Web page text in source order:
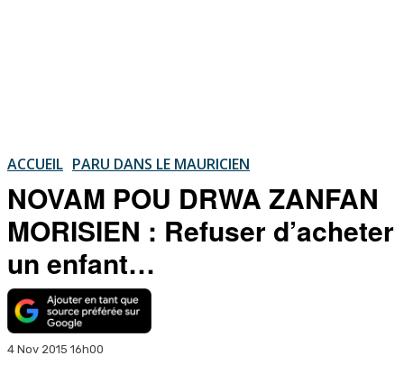
ACCUEIL PARU DANS LE MAURICIEN
NOVAM POU DRWA ZANFAN
MORISIEN : Refuser d’acheter
un enfant…
4 Nov 2015 16h00